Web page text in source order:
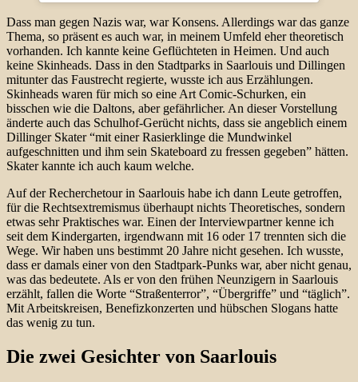
Dass man gegen Nazis war, war Konsens. Allerdings war das ganze
Thema, so präsent es auch war, in meinem Umfeld eher theoretisch
vorhanden. Ich kannte keine Geflüchteten in Heimen. Und auch
keine Skinheads. Dass in den Stadtparks in Saarlouis und Dillingen
mitunter das Faustrecht regierte, wusste ich aus Erzählungen.
Skinheads waren für mich so eine Art Comic-Schurken, ein
bisschen wie die Daltons, aber gefährlicher. An dieser Vorstellung
änderte auch das Schulhof-Gerücht nichts, dass sie angeblich einem
Dillinger Skater “mit einer Rasierklinge die Mundwinkel
aufgeschnitten und ihm sein Skateboard zu fressen gegeben” hätten.
Skater kannte ich auch kaum welche.
Auf der Recherchetour in Saarlouis habe ich dann Leute getroffen,
für die Rechtsextremismus überhaupt nichts Theoretisches, sondern
etwas sehr Praktisches war. Einen der Interviewpartner kenne ich
seit dem Kindergarten, irgendwann mit 16 oder 17 trennten sich die
Wege. Wir haben uns bestimmt 20 Jahre nicht gesehen. Ich wusste,
dass er damals einer von den Stadtpark-Punks war, aber nicht genau,
was das bedeutete. Als er von den frühen Neunzigern in Saarlouis
erzählt, fallen die Worte “Straßenterror”, “Übergriffe” und “täglich”.
Mit Arbeitskreisen, Benefizkonzerten und hübschen Slogans hatte
das wenig zu tun.
Die zwei Gesichter von Saarlouis